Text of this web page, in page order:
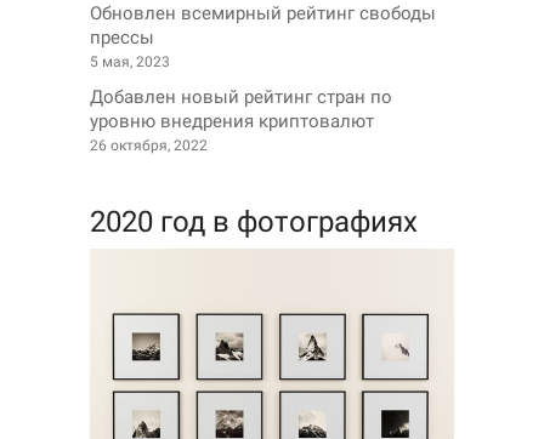
Обновлен всемирный рейтинг свободы
прессы
5 мая, 2023
Добавлен новый рейтинг стран по
уровню внедрения криптовалют
26 октября, 2022
2020 год в фотографиях